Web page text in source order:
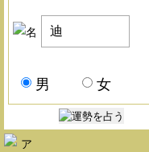
男 女